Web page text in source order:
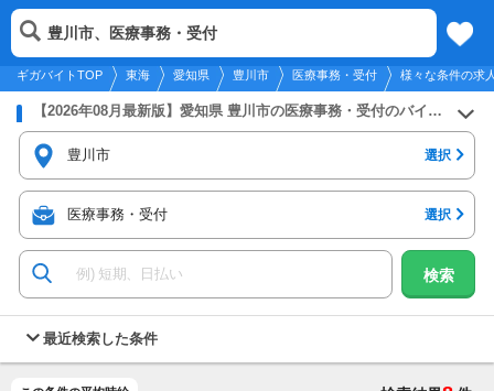
2026年8月6日更新
東海
メニュー
ギガバイトTOP 東海 愛知県 豊川市 医療事務・受付 様々な条件の求
豊川市、医療事務・受付
【2026年08月最新版】愛知県 豊川市の医療事務・受付のバイト・アルバイト・パートの求人募集情報
豊川市 選択
医療事務・受付 選択
検索
最近検索した条件